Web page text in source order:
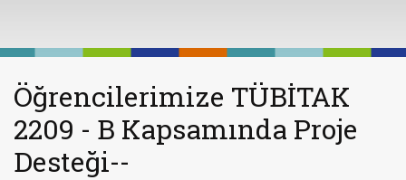
Öğrencilerimize TÜBİTAK
2209 - B Kapsamında Proje
Desteği--